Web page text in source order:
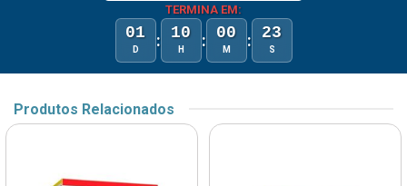
TERMINA EM:
01
D : 10
H : 00
M : 23
S
Produtos Relacionados